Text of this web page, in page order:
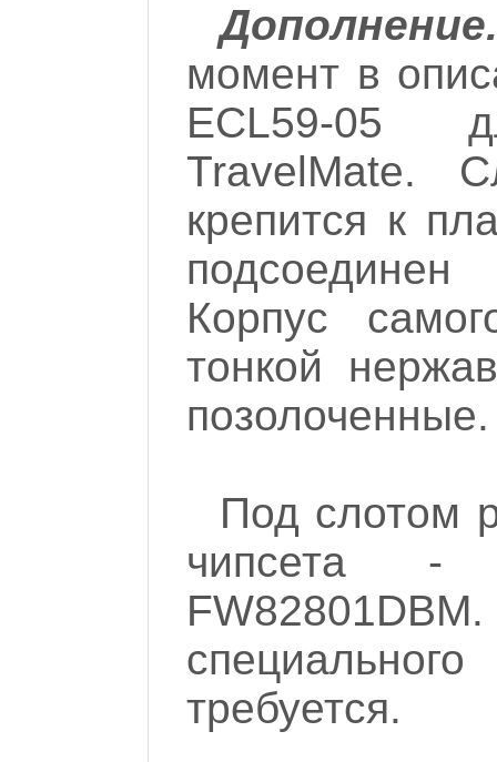
Дополнение.
момент в
ECL59-05
TravelMate.
крепится к
Корпус
тонкой
позолоченные.
Под слотом
чипсета
требуется.